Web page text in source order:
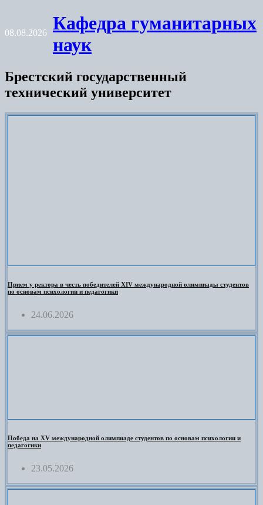
to
content
08.08.2026 Кафедра гуманитарных
наук
Брестский государственный
технический университет
Прием у ректора в честь победителей XIV международной олимпиады студентов
по основам психологии и педагогики
24.06.2026
Победа на XV международной олимпиаде студентов по основам психологии и
педагогики
23.05.2026